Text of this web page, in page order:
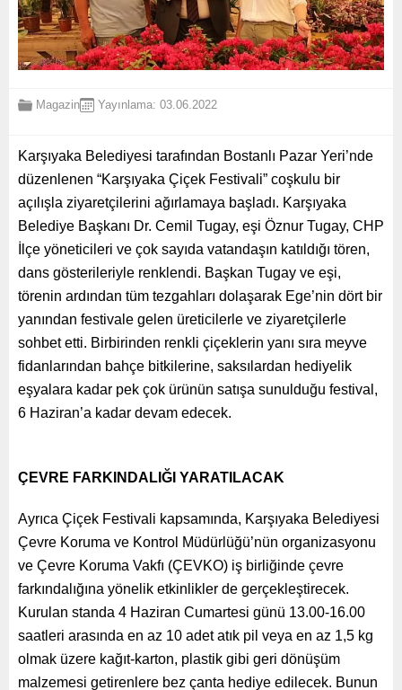
Magazin Yayınlama: 03.06.2022
Karşıyaka Belediyesi tarafından Bostanlı Pazar Yeri’nde
düzenlenen “Karşıyaka Çiçek Festivali” coşkulu bir
açılışla ziyaretçilerini ağırlamaya başladı. Karşıyaka
Belediye Başkanı Dr. Cemil Tugay, eşi Öznur Tugay, CHP
İlçe yöneticileri ve çok sayıda vatandaşın katıldığı tören,
dans gösterileriyle renklendi. Başkan Tugay ve eşi,
törenin ardından tüm tezgahları dolaşarak Ege’nin dört bir
yanından festivale gelen üreticilerle ve ziyaretçilerle
sohbet etti. Birbirinden renkli çiçeklerin yanı sıra meyve
fidanlarından bahçe bitkilerine, saksılardan hediyelik
eşyalara kadar pek çok ürünün satışa sunulduğu festival,
6 Haziran’a kadar devam edecek.
ÇEVRE FARKINDALIĞI YARATILACAK
Ayrıca Çiçek Festivali kapsamında, Karşıyaka Belediyesi
Çevre Koruma ve Kontrol Müdürlüğü’nün organizasyonu
ve Çevre Koruma Vakfı (ÇEVKO) iş birliğinde çevre
farkındalığına yönelik etkinlikler de gerçekleştirecek.
Kurulan standa 4 Haziran Cumartesi günü 13.00-16.00
saatleri arasında en az 10 adet atık pil veya en az 1,5 kg
olmak üzere kağıt-karton, plastik gibi geri dönüşüm
malzemesi getirenlere bez çanta hediye edilecek. Bunun